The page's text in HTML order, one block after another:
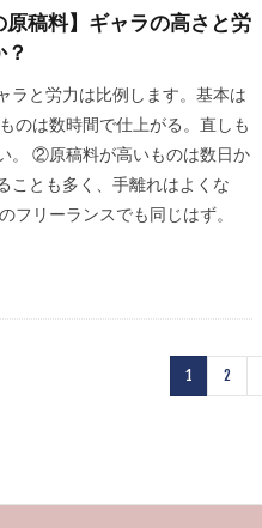
原稿料】ギャラの高さと労
ラと労力は比例します。基本は
のは数時間で仕上がる。直しも
。 ②原稿料が高いものは数日か
ことも多く、手離れはよくな
フリーランスでも同じはず。
1 2